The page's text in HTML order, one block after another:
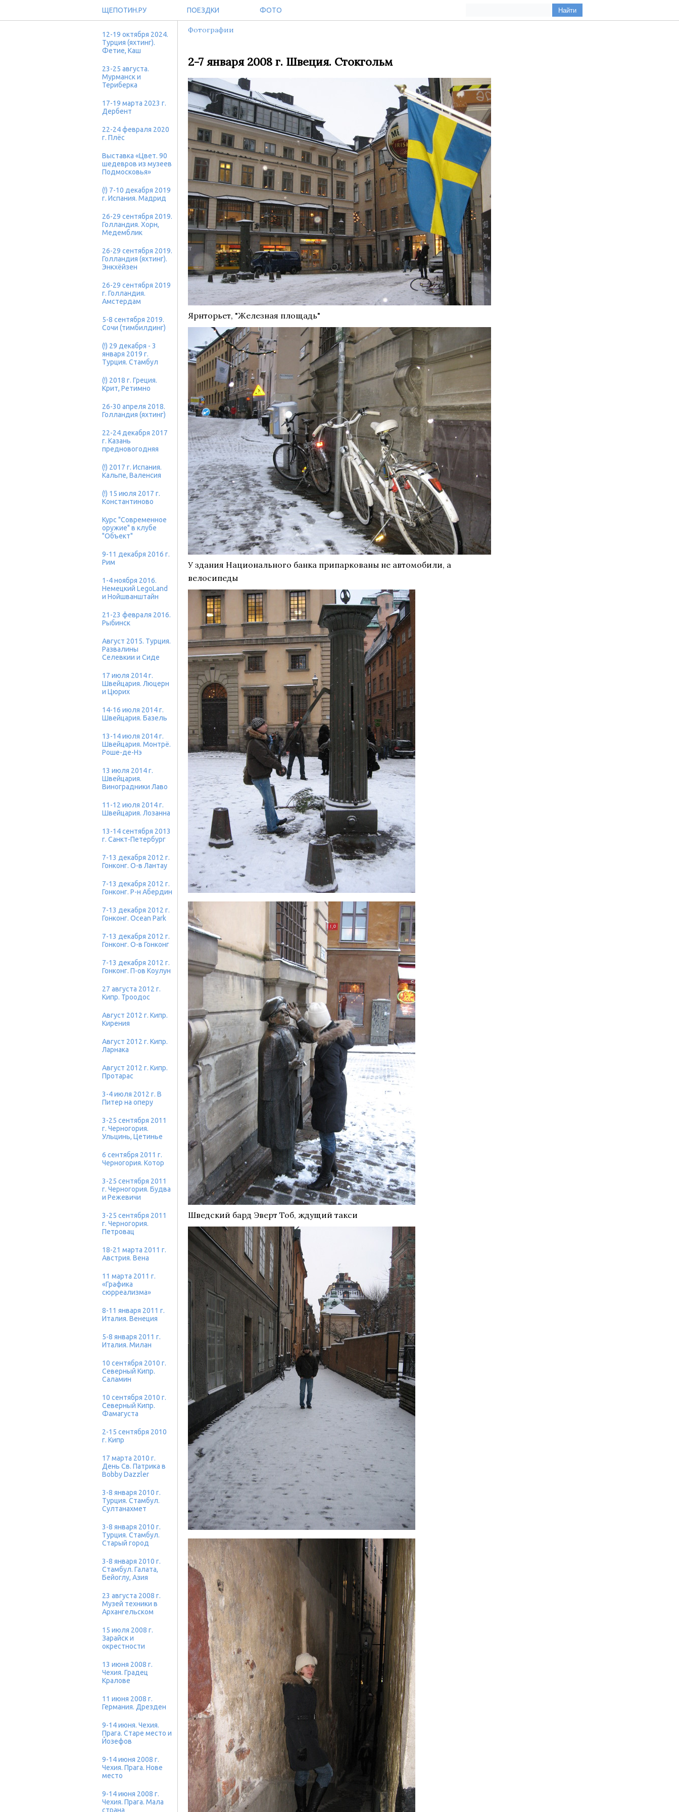
ЩЕПОТИН.РУ ПОЕЗДКИ ФОТО
12-19 октября 2024.
Турция (яхтинг).
Фетие, Каш
23-25 августа.
Мурманск и
Териберка
17-19 марта 2023 г.
Дербент
22-24 февраля 2020
г. Плёс
Выставка «Цвет. 90
шедевров из музеев
Подмосковья»
(!) 7-10 декабря 2019
г. Испания. Мадрид
26-29 сентября 2019.
Голландия. Хорн,
Медемблик
26-29 сентября 2019.
Голландия (яхтинг).
Энкхёйзен
26-29 сентября 2019
г. Голландия.
Амстердам
5-8 сентября 2019.
Сочи (тимбилдинг)
(!) 29 декабря - 3
января 2019 г.
Турция. Стамбул
(!) 2018 г. Греция.
Крит, Ретимно
26-30 апреля 2018.
Голландия (яхтинг)
22-24 декабря 2017
г. Казань
предновогодняя
(!) 2017 г. Испания.
Кальпе, Валенсия
(!) 15 июля 2017 г.
Константиново
Курс "Современное
оружие" в клубе
"Объект"
9-11 декабря 2016 г.
Рим
1-4 ноября 2016.
Немецкий LegoLand
и Нойшванштайн
21-23 февраля 2016.
Рыбинск
Август 2015. Турция.
Развалины
Селевкии и Сиде
17 июля 2014 г.
Швейцария. Люцерн
и Цюрих
14-16 июля 2014 г.
Швейцария. Базель
13-14 июля 2014 г.
Швейцария. Монтрё.
Роше-де-Нэ
13 июля 2014 г.
Швейцария.
Виноградники Лаво
11-12 июля 2014 г.
Швейцария. Лозанна
13-14 сентября 2013
г. Санкт-Петербург
7-13 декабря 2012 г.
Гонконг. О-в Лантау
7-13 декабря 2012 г.
Гонконг. Р-н Абердин
7-13 декабря 2012 г.
Гонконг. Ocean Park
7-13 декабря 2012 г.
Гонконг. О-в Гонконг
7-13 декабря 2012 г.
Гонконг. П-ов Коулун
27 августа 2012 г.
Кипр. Троодос
Август 2012 г. Кипр.
Кирения
Август 2012 г. Кипр.
Ларнака
Август 2012 г. Кипр.
Протарас
3-4 июля 2012 г. В
Питер на оперу
3-25 сентября 2011
г. Черногория.
Ульцинь, Цетинье
6 сентября 2011 г.
Черногория. Котор
3-25 сентября 2011
г. Черногория. Будва
и Режевичи
3-25 сентября 2011
г. Черногория.
Петровац
18-21 марта 2011 г.
Австрия. Вена
11 марта 2011 г.
«Графика
сюрреализма»
8-11 января 2011 г.
Италия. Венеция
5-8 января 2011 г.
Италия. Милан
10 сентября 2010 г.
Северный Кипр.
Саламин
10 сентября 2010 г.
Северный Кипр.
Фамагуста
2-15 сентября 2010
г. Кипр
17 марта 2010 г.
День Св. Патрика в
Bobby Dazzler
3-8 января 2010 г.
Турция. Стамбул.
Султанахмет
3-8 января 2010 г.
Турция. Стамбул.
Старый город
3-8 января 2010 г.
Стамбул. Галата,
Бейоглу, Азия
23 августа 2008 г.
Музей техники в
Архангельском
15 июля 2008 г.
Зарайск и
окрестности
13 июня 2008 г.
Чехия. Градец
Кралове
11 июня 2008 г.
Германия. Дрезден
9-14 июня. Чехия.
Прага. Старе место и
Йозефов
9-14 июня 2008 г.
Чехия. Прага. Нове
место
9-14 июня 2008 г.
Чехия. Прага. Мала
страна
Фотографии
2-7 января 2008 г. Швеция. Стокгольм
Ярнторьет, "Железная площадь"
У здания Национального банка припаркованы не автомобили, а
велосипеды
Шведский бард Эверт Тоб, ждущий такси